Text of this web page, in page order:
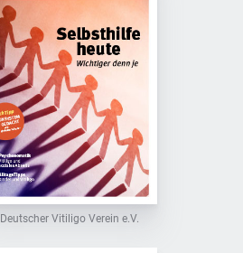
Deutscher Vitiligo Verein e.V.